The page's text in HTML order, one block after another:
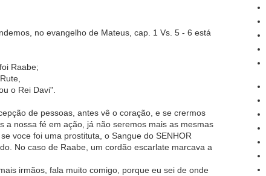
no evangelho de Mateus, cap. 1 Vs. 5 - 6 está
Raabe;
o Rei Davi".
de pessoas, antes vê o coração, e se crermos
a nossa fé em ação, já não seremos mais as mesmas
voce foi uma prostituta, o Sangue do SENHOR
No caso de Raabe, um cordão escarlate marcava a
irmãos, fala muito comigo, porque eu sei de onde